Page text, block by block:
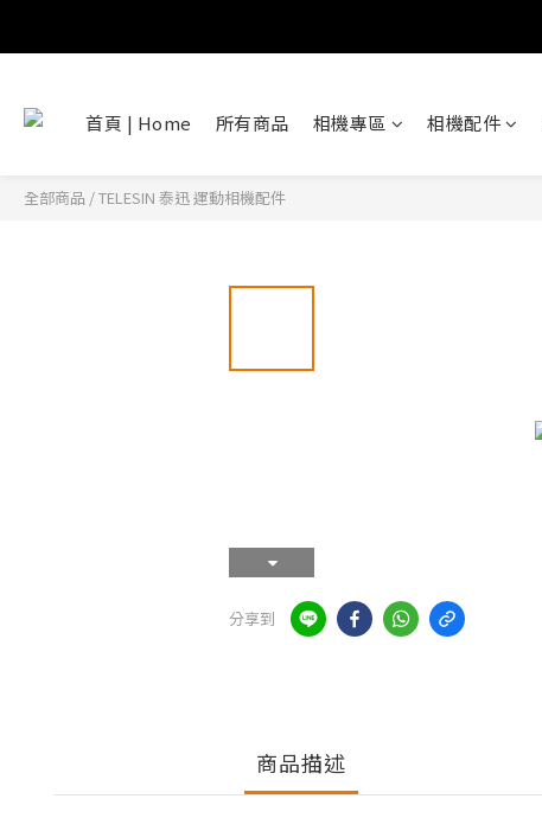
首頁 | Home 所有商品 相機專區 相機配件
全部商品 /TELESIN 泰迅 運動相機配件
分享到
商品描述